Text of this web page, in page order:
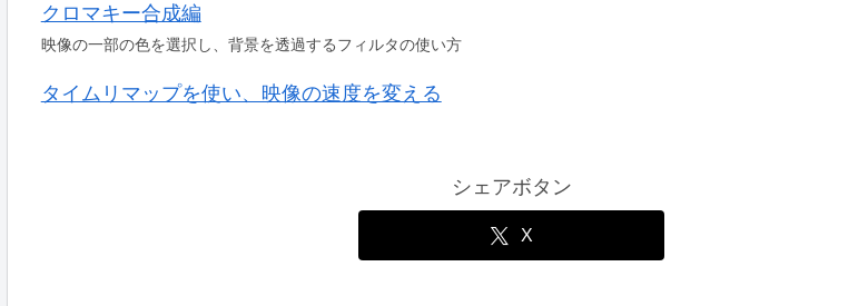
クロマキー合成編
映像の一部の色を選択し、背景を透過するフィルタの使い方
タイムリマップを使い、映像の速度を変える
シェアボタン
X